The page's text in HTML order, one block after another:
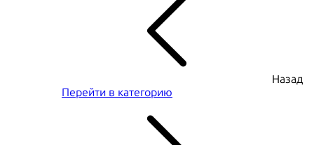
Назад
Перейти в категорию